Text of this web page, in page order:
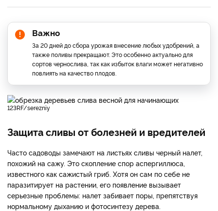
Важно
За 20 дней до сбора урожая внесение любых удобрений, а
также поливы прекращают. Это особенно актуально для
сортов чернослива, так как избыток влаги может негативно
повлиять на качество плодов.
123RF/serezniy
Защита сливы от болезней и вредителей
Часто садоводы замечают на листьях сливы черный налет,
похожий на сажу. Это скопление спор аспергиллюса,
известного как сажистый гриб. Хотя он сам по себе не
паразитирует на растении, его появление вызывает
серьезные проблемы: налет забивает поры, препятствуя
нормальному дыханию и фотосинтезу дерева.